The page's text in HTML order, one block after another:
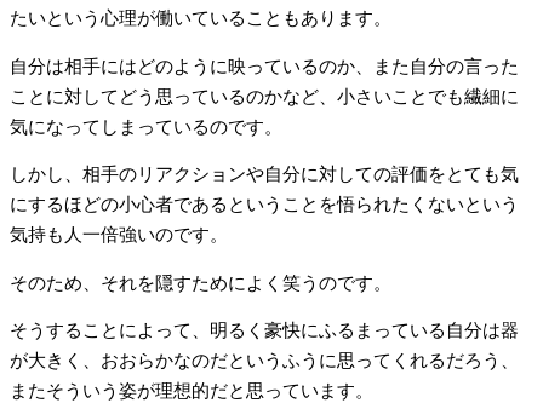
たいという心理が働いていることもあります。
自分は相手にはどのように映っているのか、また自分の言った
ことに対してどう思っているのかなど、小さいことでも繊細に
気になってしまっているのです。
しかし、相手のリアクションや自分に対しての評価をとても気
にするほどの小心者であるということを悟られたくないという
気持も人一倍強いのです。
そのため、それを隠すためによく笑うのです。
そうすることによって、明るく豪快にふるまっている自分は器
が大きく、おおらかなのだというふうに思ってくれるだろう、
またそういう姿が理想的だと思っています。